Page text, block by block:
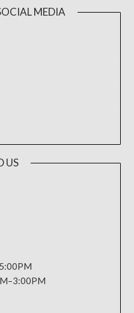
MEDIA
US